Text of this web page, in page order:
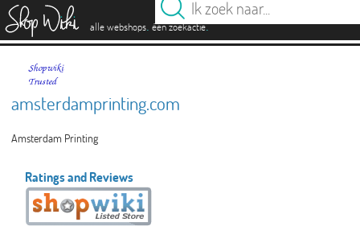
alle webshops. één zoekactie.
amsterdamprinting.com
Amsterdam Printing
Ratings and Reviews